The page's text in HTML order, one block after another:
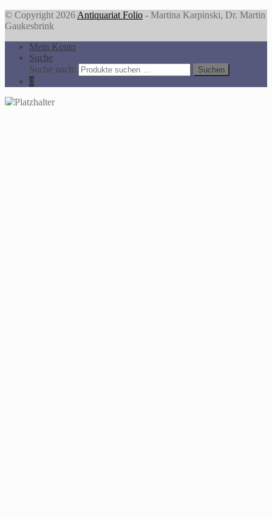
© Copyright 2026 Antiquariat Folio - Martina Karpinski, Dr. Martin
Gaukesbrink
Mein Konto
Suche
Suche nach:
Suchen
0